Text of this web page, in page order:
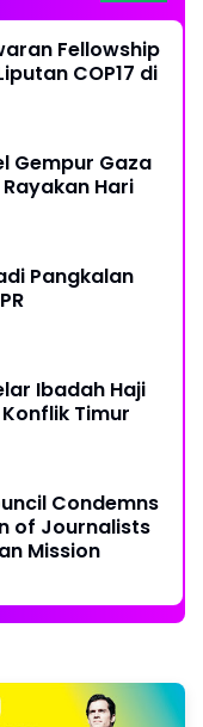
Fellowship
COP17 di
Gempur Gaza
Hari
Pangkalan
Ibadah Haji
Timur
Condemns
of Journalists
Mission